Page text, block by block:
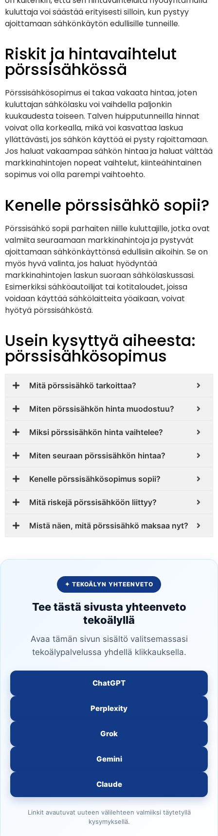
kuluttaja voi säästää erityisesti silloin, kun pystyy
ajoittamaan sähkönkäytön edullisille tunneille.
Riskit ja hintavaihtelut
pörssisähkössä
Pörssisähkösopimus ei takaa vakaata hintaa, joten
kuluttajan sähkölasku voi vaihdella paljonkin
kuukaudesta toiseen. Talven huipputunneilla hinnat
voivat olla korkealla, mikä voi kasvattaa laskua
yllättävästi, jos sähkön käyttöä ei pysty rajoittamaan.
Jos haluat vakaampaa sähkön hintaa ja haluat välttää
markkinahintojen nopeat vaihtelut, kiinteähintainen
sopimus voi olla parempi vaihtoehto.
Kenelle pörssisähkö sopii?
Pörssisähkö sopii parhaiten niille kuluttajille, jotka ovat
valmiita seuraamaan markkinahintoja ja pystyvät
ajoittamaan sähkönkäyttönsä edullisiin aikoihin. Se on
myös hyvä valinta, jos haluat hyödyntää
markkinahintojen laskun suoraan sähkölaskussasi.
Esimerkiksi sähköautoilijat tai kotitaloudet, joissa
voidaan käyttää sähkölaitteita yöaikaan, voivat
hyötyä pörssisähköstä.
Usein kysyttyä aiheesta:
pörssisähkösopimus
Mitä pörssisähkö tarkoittaa?
Miten pörssisähkön hinta muodostuu?
Miksi pörssisähkön hinta vaihtelee?
Miten seuraan pörssisähkön hintaa?
Kenelle pörssisähkösopimus sopii?
Mitä riskejä pörssisähköön liittyy?
Mistä näen, mitä pörssisähkö maksaa nyt?
✦ TEKOÄLYN YHTEENVETO
Tee tästä sivusta yhteenveto
tekoälyllä
Avaa tämän sivun sisältö valitsemassasi
tekoälypalvelussa yhdellä klikkauksella.
ChatGPT
Perplexity
Grok
Gemini
Claude
Linkit avautuvat uuteen välilehteen valmiiksi täytetyllä
kysymyksellä.